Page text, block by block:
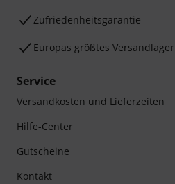
Zufriedenheitsgarantie
Europas größtes Versandlager
Service
Versandkosten und Lieferzeiten
Hilfe-Center
Gutscheine
Kontakt